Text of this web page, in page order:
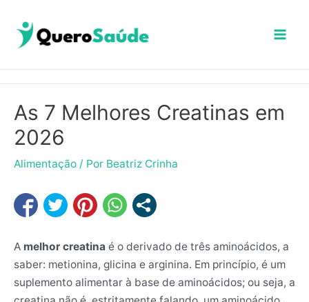
para
As 7 Melhores Creatinas em
2026
Alimentação / Por Beatriz Crinha
A melhor creatina é o derivado de três aminoácidos, a
saber: metionina, glicina e arginina. Em princípio, é um
suplemento alimentar à base de aminoácidos; ou seja, a